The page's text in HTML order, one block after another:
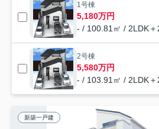
1号棟
5,180万円
- / 100.81㎡ / 2LDK＋
2号棟
5,580万円
- / 103.91㎡ / 2LDK＋
新築一戸建